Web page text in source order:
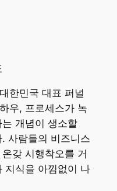
한민국 대표 퍼널
우, 프로세스가 녹
개념이 생소할
사람들의 비즈니스
갖 시행착오를 거
지식을 아낌없이 나